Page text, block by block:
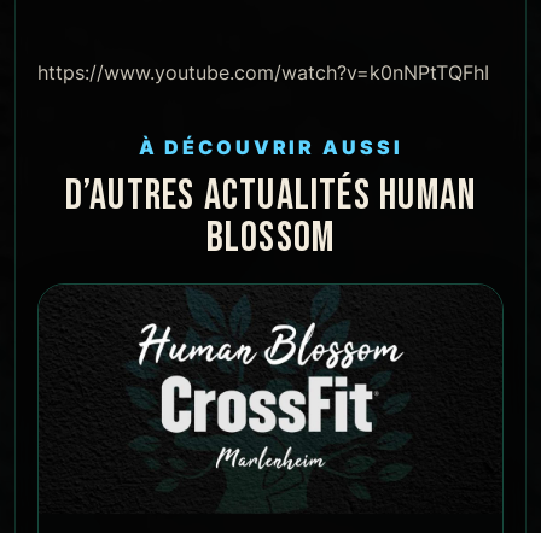
https://www.youtube.com/watch?v=k0nNPtTQFhI
À DÉCOUVRIR AUSSI
D’AUTRES ACTUALITÉS HUMAN
BLOSSOM